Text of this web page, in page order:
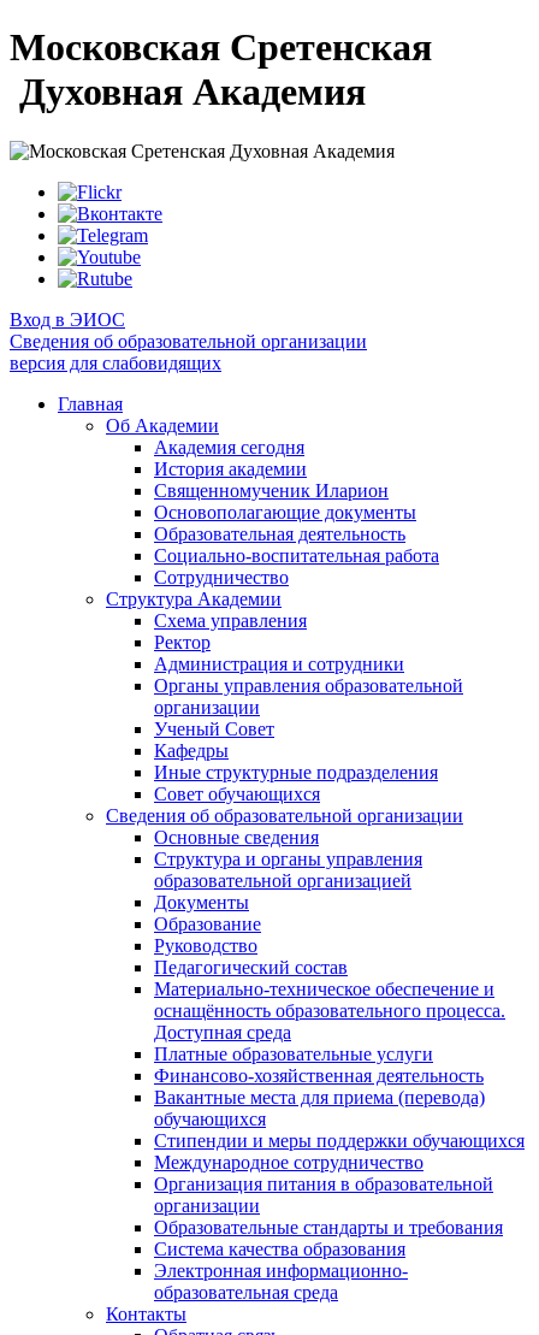
Московская Сретенская
Духовная Академия
Вход в ЭИОС
Сведения об образовательной организации
версия для слабовидящих
Главная
Об Академии
Академия сегодня
История академии
Священномученик Иларион
Основополагающие документы
Образовательная деятельность
Социально-воспитательная работа
Сотрудничество
Структура Академии
Схема управления
Ректор
Администрация и сотрудники
Органы управления образовательной
организации
Ученый Совет
Кафедры
Иные структурные подразделения
Совет обучающихся
Сведения об образовательной организации
Основные сведения
Структура и органы управления
образовательной организацией
Документы
Образование
Руководство
Педагогический состав
Материально-техническое обеспечение и
оснащённость образовательного процесса.
Доступная среда
Платные образовательные услуги
Финансово-хозяйственная деятельность
Вакантные места для приема (перевода)
обучающихся
Стипендии и меры поддержки обучающихся
Международное сотрудничество
Организация питания в образовательной
организации
Образовательные стандарты и требования
Система качества образования
Электронная информационно-
образовательная среда
Контакты